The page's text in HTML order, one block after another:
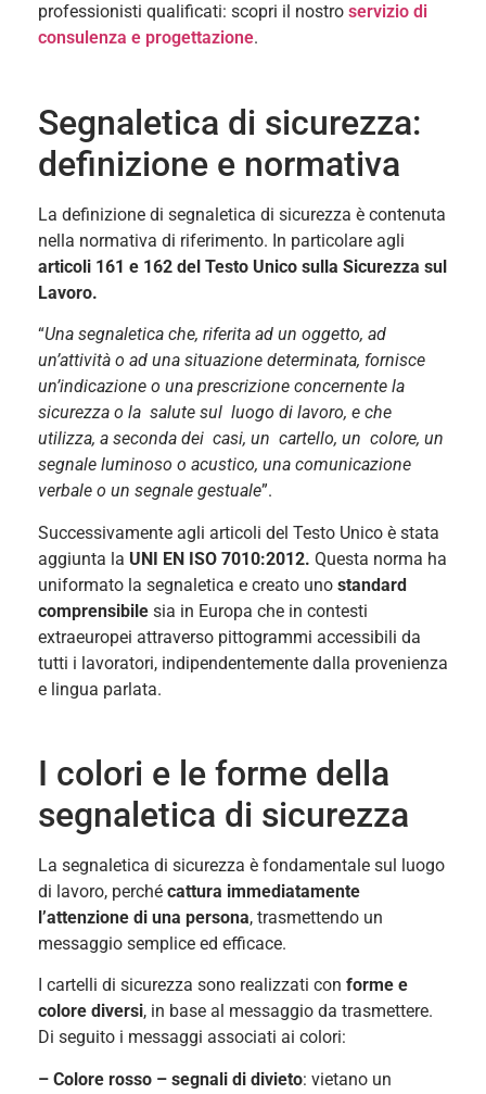
professionisti qualificati: scopri il nostro servizio di
consulenza e progettazione.
Segnaletica di sicurezza:
definizione e normativa
La definizione di segnaletica di sicurezza è contenuta
nella normativa di riferimento. In particolare agli
articoli 161 e 162 del Testo Unico sulla Sicurezza sul
Lavoro.
“Una segnaletica che, riferita ad un oggetto, ad
un’attività o ad una situazione determinata, fornisce
un’indicazione o una prescrizione concernente la
sicurezza o la salute sul luogo di lavoro, e che
utilizza, a seconda dei casi, un cartello, un colore, un
segnale luminoso o acustico, una comunicazione
verbale o un segnale gestuale”.
Successivamente agli articoli del Testo Unico è stata
aggiunta la UNI EN ISO 7010:2012. Questa norma ha
uniformato la segnaletica e creato uno standard
comprensibile sia in Europa che in contesti
extraeuropei attraverso pittogrammi accessibili da
tutti i lavoratori, indipendentemente dalla provenienza
e lingua parlata.
I colori e le forme della
segnaletica di sicurezza
La segnaletica di sicurezza è fondamentale sul luogo
di lavoro, perché cattura immediatamente
l’attenzione di una persona, trasmettendo un
messaggio semplice ed efficace.
I cartelli di sicurezza sono realizzati con forme e
colore diversi, in base al messaggio da trasmettere.
Di seguito i messaggi associati ai colori:
– Colore rosso – segnali di divieto: vietano un